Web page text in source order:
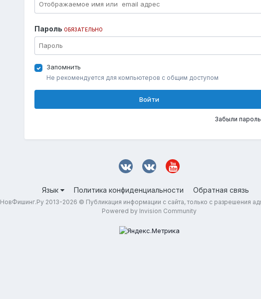
Пароль ОБЯЗАТЕЛЬНО
Запомнить
Не рекомендуется для компьютеров с общим доступом
Войти
Забыли
Язык Политика конфиденциальности Обратная связь
НовФишинг.Ру 2013-2026 © Публикация информации с сайта, только с разрешения
Powered by Invision Community